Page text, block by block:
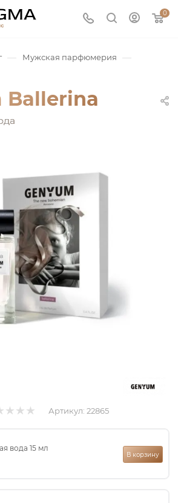
0
— Мужская парфюмерия —
Ballerina
Артикул: 22865
вода 15 мл
В корзину